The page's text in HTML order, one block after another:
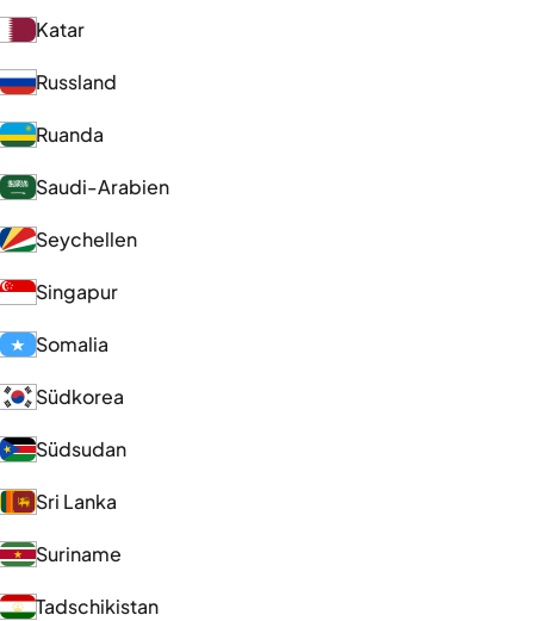
Katar
Russland
Ruanda
Saudi-Arabien
Seychellen
Singapur
Somalia
Südkorea
Südsudan
Sri Lanka
Suriname
Tadschikistan